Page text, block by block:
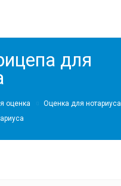
для
оценка
Оценка для нотариуса